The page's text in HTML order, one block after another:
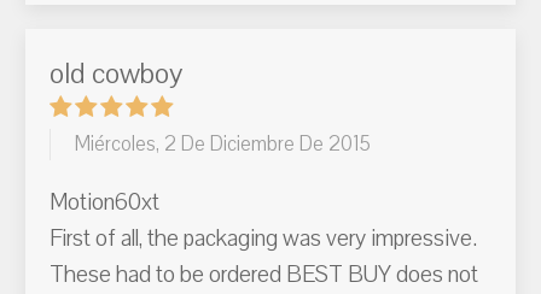
old cowboy
Miércoles, 2 De Diciembre De 2015
Motion60xt
First of all, the packaging was very impressive.
These had to be ordered BEST BUY does not